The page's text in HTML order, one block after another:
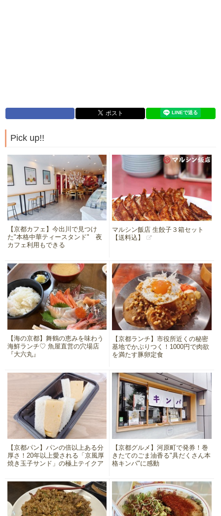
Pick up!!
【京都カフェ】今出川で見つけ
た"本格中華ティースタンド" 夜
カフェ利用もできる
マルシン飯店 生餃子３箱セット
【送料込】
【海の京都】舞鶴の恵みを味わう
海鮮ランチ♡ 魚屋直営の穴場店
『大六丸』
【京都ランチ】市役所近くの秘密
基地でかぶりつく！1000円で肉欲
を満たす豚卵定食
【京都パン】パンの倍以上ある分
厚さ！20年以上愛される「京風厚
焼き玉子サンド」の極上テイクア
【京都グルメ】河原町で発券！巻
きたてのごま油香る"具だくさん本
格キンパ"に感動